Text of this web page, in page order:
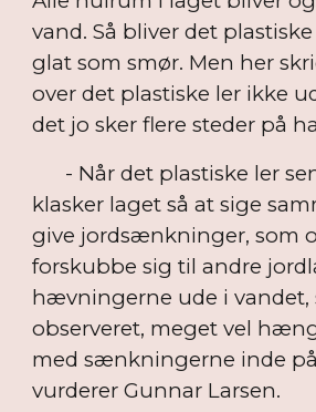
vand. Så bliver det
glat som smør. Men her
over det plastiske ler ikke
det jo sker flere steder på
- Når det plastiske ler
klasker laget så at sige
give jordsænkninger, som
forskubbe sig til andre
hævningerne ude i vandet,
observeret, meget vel
med sænkningerne inde
vurderer Gunnar Larsen.